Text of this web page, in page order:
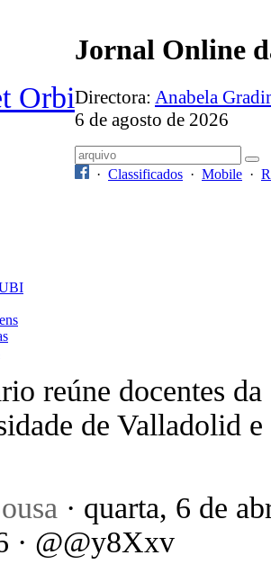
Jornal Online
Directora: Anabela
6 de agosto de 2026
· Classificados · Mobile ·
reúne docentes da
de Valladolid e
· quarta, 6 de
· @@y8Xxv